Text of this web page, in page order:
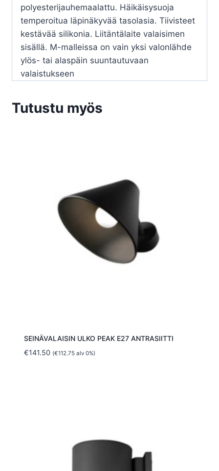
polyesterijauhemaalattu. Häikäisysuoja
temperoitua läpinäkyvää tasolasia. Tiivisteet
kestävää silikonia. Liitäntälaite valaisimen
sisällä. M-malleissa on vain yksi valonlähde
ylös- tai alaspäin suuntautuvaan
valaistukseen
Tutustu myös
SEINÄVALAISIN ULKO PEAK E27 ANTRASIITTI
€141.50 (€112.75alv 0%)